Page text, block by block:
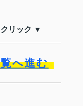
リック ▼
へ進む